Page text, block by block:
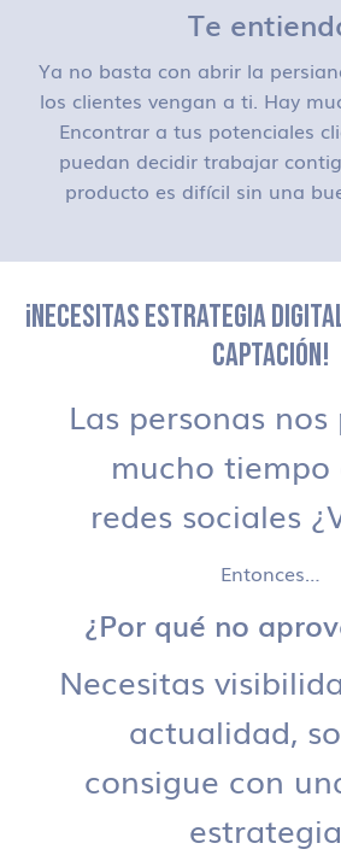
Te
Ya no basta con abrir la
los clientes vengan a ti. Hay
Encontrar a tus potenciales
puedan decidir trabajar
producto es difícil sin una
¡NECESITAS ESTRATEGIA
CAPTACIÓN!
Las personas
mucho tiempo
redes sociales
Entonces…
¿Por qué no
Necesitas
actualidad,
consigue con